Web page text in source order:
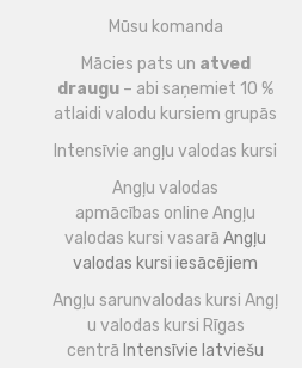
Mūsu komanda
Mācies pats un atved
draugu – abi saņemiet 10 %
atlaidi valodu kursiem grupās
Intensīvie angļu valodas kursi
Angļu valodas
apmācības online Angļu
valodas kursi vasarā Angļu
valodas kursi iesācējiem
Angļu sarunvalodas kursi Angļ
u valodas kursi Rīgas
centrā Intensīvie latviešu